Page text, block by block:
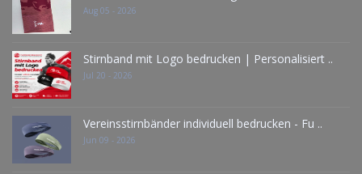
Aug 05 - 2026
Stirnband mit Logo bedrucken | Personalisiert ..
Jul 20 - 2026
Vereinsstirnbänder individuell bedrucken - Fu ..
Jun 09 - 2026